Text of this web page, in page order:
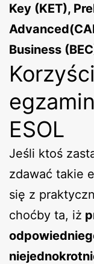
Key (KET),
Business
ESOL
Jeśli ktoś
zdawać takie
się z
choćby ta, iż